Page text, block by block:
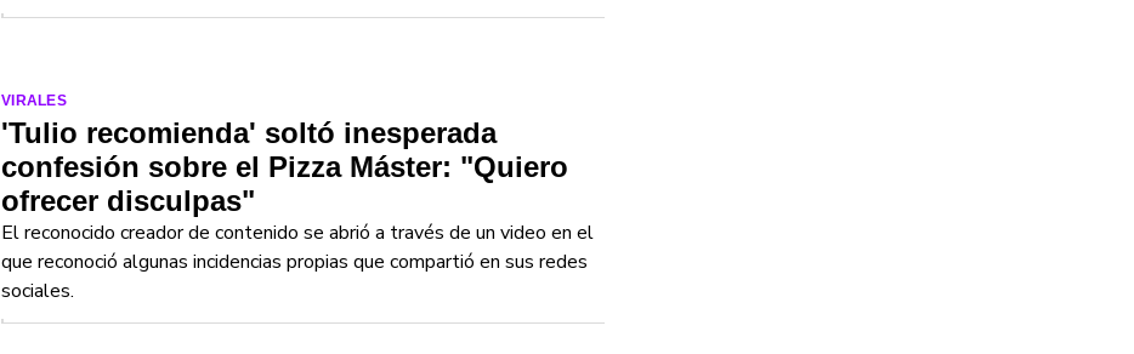
VIRALES
'Tulio recomienda' soltó inesperada
confesión sobre el Pizza Máster: "Quiero
ofrecer disculpas"
El reconocido creador de contenido se abrió a través de un video en el
que reconoció algunas incidencias propias que compartió en sus redes
sociales.